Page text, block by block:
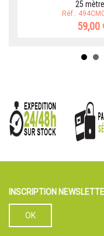
25
Réf.:
59,00
INSCRIPTION